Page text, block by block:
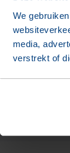
We
media,
verstrekt of